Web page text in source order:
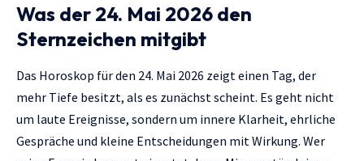
Was der 24. Mai 2026 den
Sternzeichen mitgibt
Das Horoskop für den 24. Mai 2026 zeigt einen Tag, der
mehr Tiefe besitzt, als es zunächst scheint. Es geht nicht
um laute Ereignisse, sondern um innere Klarheit, ehrliche
Gespräche und kleine Entscheidungen mit Wirkung. Wer